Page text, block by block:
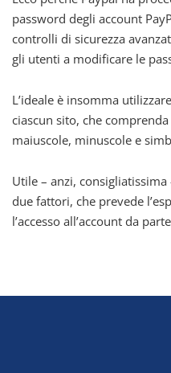
password degli account
controlli di sicurezza
gli utenti a modificare le
L’ideale è insomma
ciascun sito, che
maiuscole, minuscole e
Utile – anzi,
due fattori, che prevede
l’accesso all’account da